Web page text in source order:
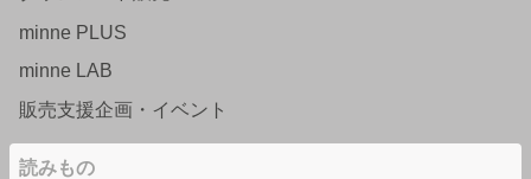
minne PLUS
minne LAB
販売支援企画・イベント
読みもの